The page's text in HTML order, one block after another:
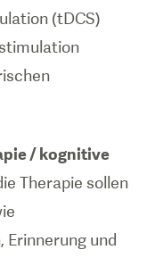
Ein Patient,
der ein
Exoskelett
(tDCS)
/ kognitive
Therapie sollen
und